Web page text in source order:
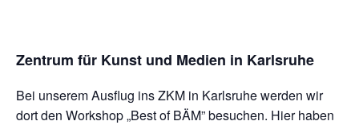
Zentrum für Kunst und Medien in Karlsruhe
Bei unserem Ausflug ins ZKM in Karlsruhe werden wir
dort den Workshop „Best of BÄM” besuchen. Hier haben